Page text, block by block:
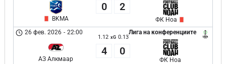
BKMA
0 2
ФК Ноа
Лига на конференциите
26 фев. 2026 - 22:00
АЗ Алкмаар
1.12 xG 0.13
4 0
ФК Ноа